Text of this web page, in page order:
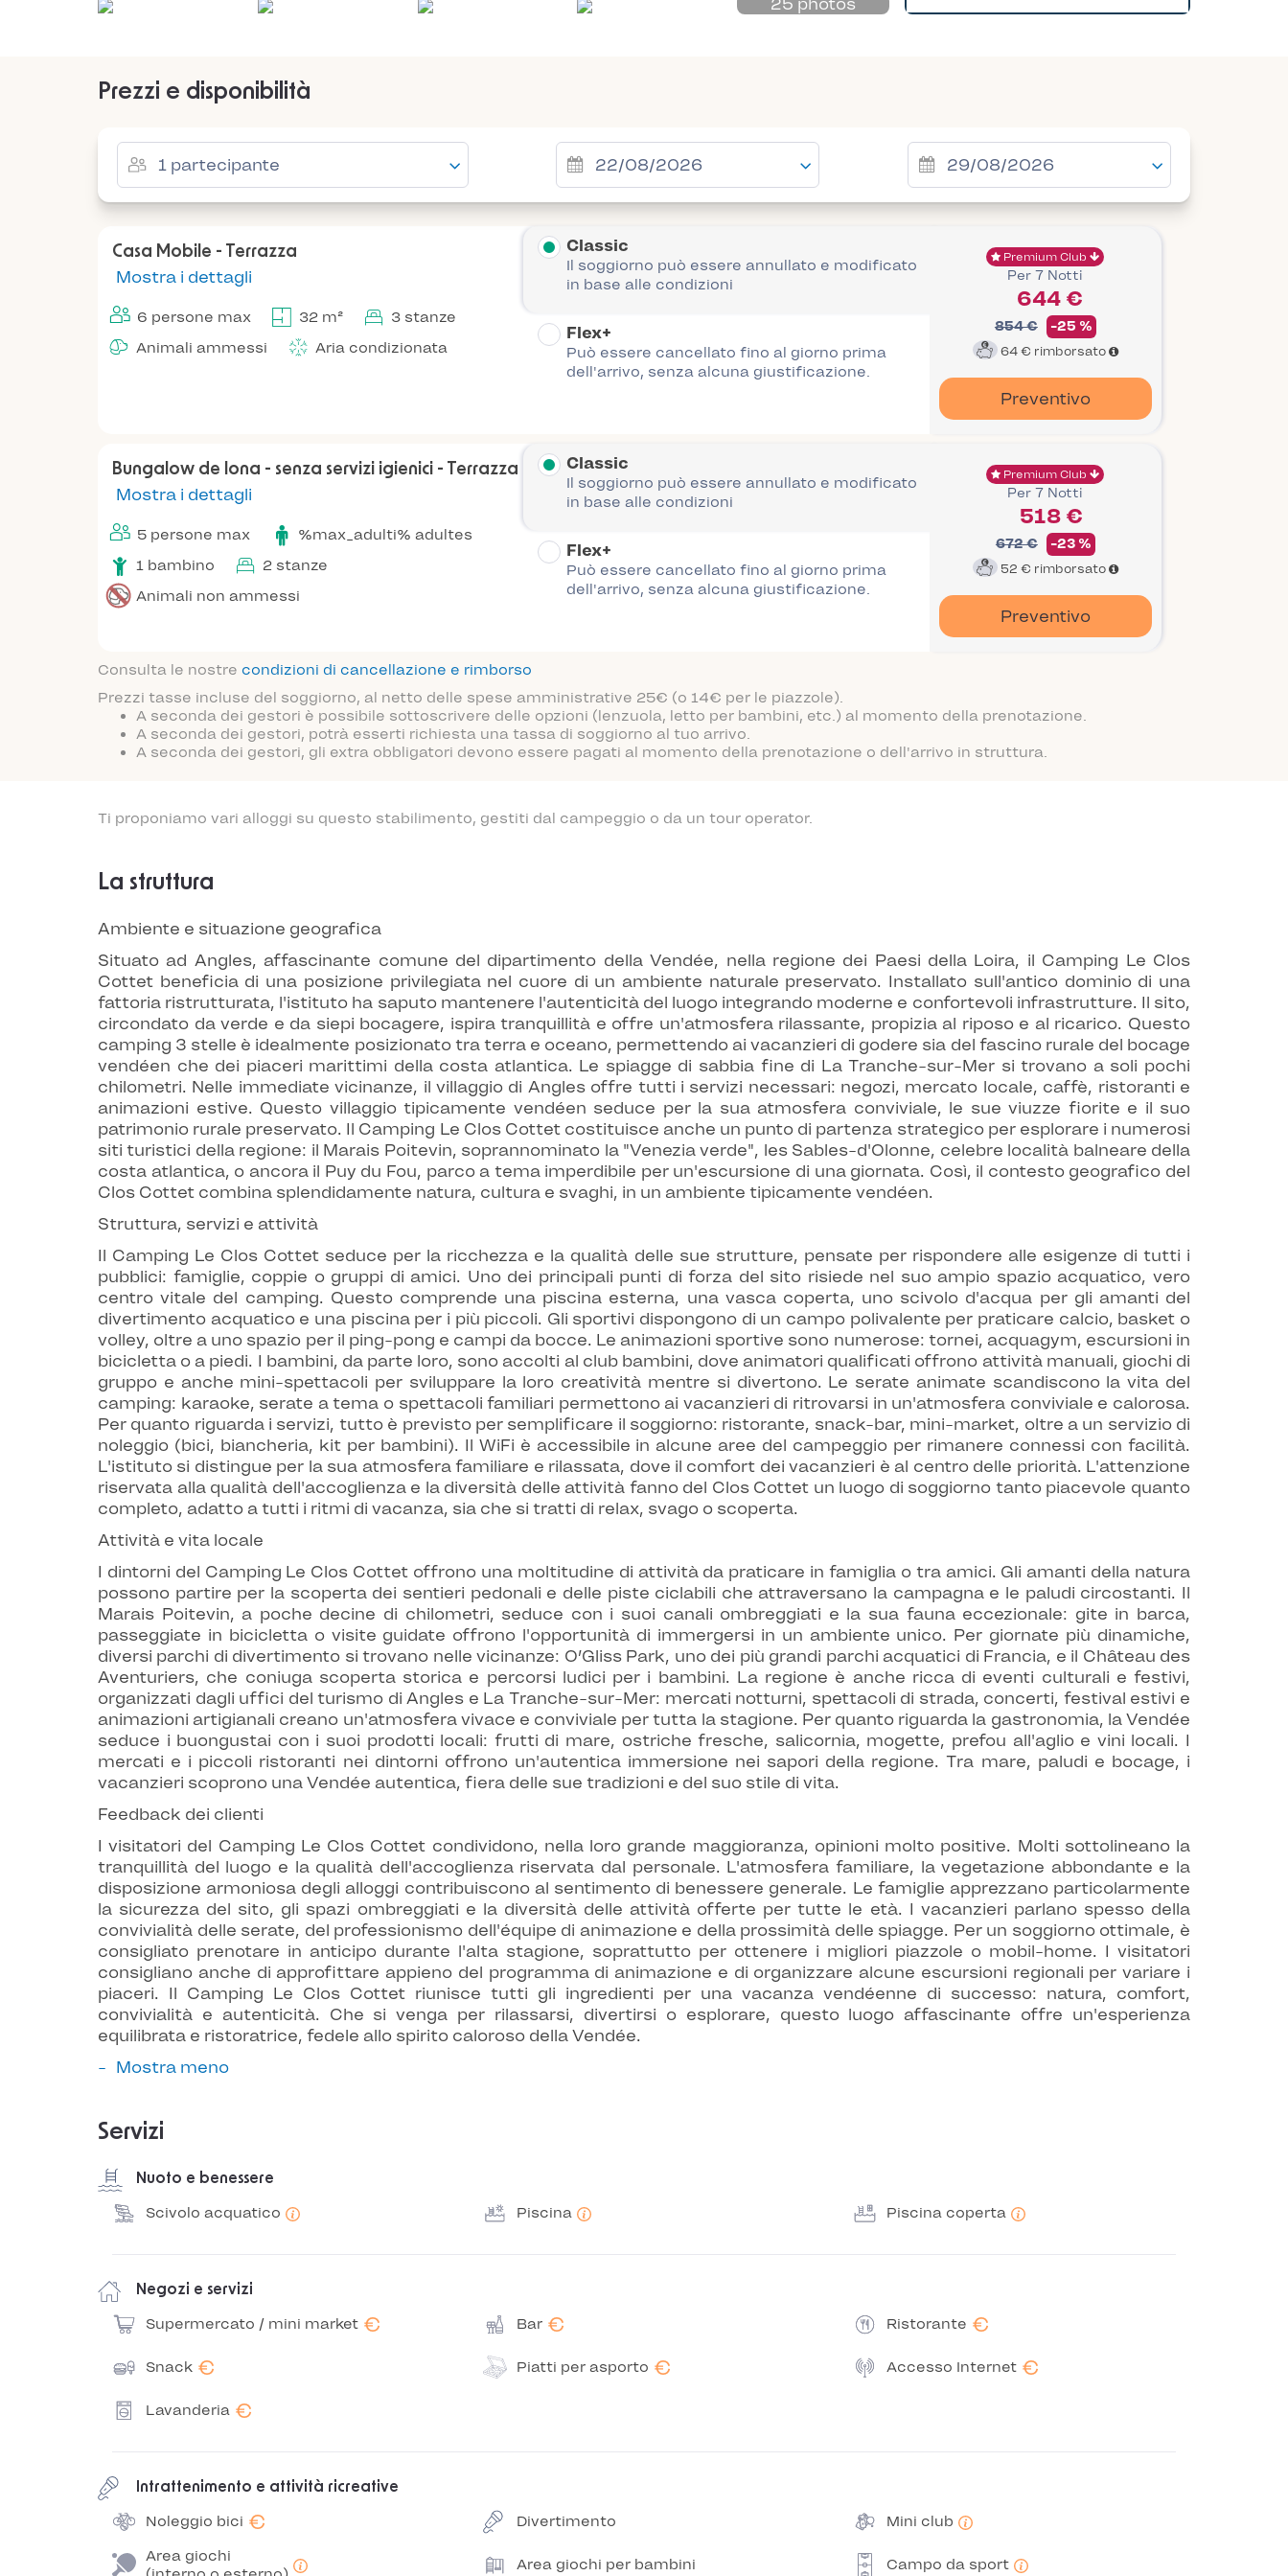
25 photos
Prezzi e disponibilità
Casa Mobile - Terrazza
Mostra i dettagli
6 persone max 32 m²
3 stanze
Animali ammessi
Aria condizionata
Classic
Il soggiorno può essere annullato e modificato
in base alle condizioni
Flex+
Può essere cancellato fino al giorno prima
dell'arrivo, senza alcuna giustificazione.
Premium Club
Per 7 Notti
644 €
854 € -25 %
64 € rimborsato
Preventivo
Bungalow de lona - senza servizi igienici - Terrazza
Mostra i dettagli
5 persone max
%max_adulti% adultes
1 bambino
2 stanze
Animali non ammessi
Classic
Il soggiorno può essere annullato e modificato
in base alle condizioni
Flex+
Può essere cancellato fino al giorno prima
dell'arrivo, senza alcuna giustificazione.
Premium Club
Per 7 Notti
518 €
672 € -23 %
52 € rimborsato
Preventivo
Consulta le nostre condizioni di cancellazione e rimborso
Prezzi tasse incluse del soggiorno, al netto delle spese amministrative 25€ (o 14€ per le piazzole).
A seconda dei gestori è possibile sottoscrivere delle opzioni (lenzuola, letto per bambini, etc.) al momento della prenotazione.
A seconda dei gestori, potrà esserti richiesta una tassa di soggiorno al tuo arrivo.
A seconda dei gestori, gli extra obbligatori devono essere pagati al momento della prenotazione o dell'arrivo in struttura.
Ti proponiamo vari alloggi su questo stabilimento, gestiti dal campeggio o da un tour operator.
La struttura
Ambiente e situazione geografica
Situato ad Angles, affascinante comune del dipartimento della Vendée, nella regione dei Paesi della Loira, il Camping Le Clos
Cottet beneficia di una posizione privilegiata nel cuore di un ambiente naturale preservato. Installato sull'antico dominio di una
fattoria ristrutturata, l'istituto ha saputo mantenere l'autenticità del luogo integrando moderne e confortevoli infrastrutture. Il sito,
circondato da verde e da siepi bocagere, ispira tranquillità e offre un'atmosfera rilassante, propizia al riposo e al ricarico. Questo
camping 3 stelle è idealmente posizionato tra terra e oceano, permettendo ai vacanzieri di godere sia del fascino rurale del bocage
vendéen che dei piaceri marittimi della costa atlantica. Le spiagge di sabbia fine di La Tranche-sur-Mer si trovano a soli pochi
chilometri. Nelle immediate vicinanze, il villaggio di Angles offre tutti i servizi necessari: negozi, mercato locale, caffè, ristoranti e
animazioni estive. Questo villaggio tipicamente vendéen seduce per la sua atmosfera conviviale, le sue viuzze fiorite e il suo
patrimonio rurale preservato. Il Camping Le Clos Cottet costituisce anche un punto di partenza strategico per esplorare i numerosi
siti turistici della regione: il Marais Poitevin, soprannominato la "Venezia verde", les Sables-d'Olonne, celebre località balneare della
costa atlantica, o ancora il Puy du Fou, parco a tema imperdibile per un'escursione di una giornata. Così, il contesto geografico del
Clos Cottet combina splendidamente natura, cultura e svaghi, in un ambiente tipicamente vendéen.
Struttura, servizi e attività
Il Camping Le Clos Cottet seduce per la ricchezza e la qualità delle sue strutture, pensate per rispondere alle esigenze di tutti i
pubblici: famiglie, coppie o gruppi di amici. Uno dei principali punti di forza del sito risiede nel suo ampio spazio acquatico, vero
centro vitale del camping. Questo comprende una piscina esterna, una vasca coperta, uno scivolo d'acqua per gli amanti del
divertimento acquatico e una piscina per i più piccoli. Gli sportivi dispongono di un campo polivalente per praticare calcio, basket o
volley, oltre a uno spazio per il ping-pong e campi da bocce. Le animazioni sportive sono numerose: tornei, acquagym, escursioni in
bicicletta o a piedi. I bambini, da parte loro, sono accolti al club bambini, dove animatori qualificati offrono attività manuali, giochi di
gruppo e anche mini-spettacoli per sviluppare la loro creatività mentre si divertono. Le serate animate scandiscono la vita del
camping: karaoke, serate a tema o spettacoli familiari permettono ai vacanzieri di ritrovarsi in un'atmosfera conviviale e calorosa.
Per quanto riguarda i servizi, tutto è previsto per semplificare il soggiorno: ristorante, snack-bar, mini-market, oltre a un servizio di
noleggio (bici, biancheria, kit per bambini). Il WiFi è accessibile in alcune aree del campeggio per rimanere connessi con facilità.
L'istituto si distingue per la sua atmosfera familiare e rilassata, dove il comfort dei vacanzieri è al centro delle priorità. L'attenzione
riservata alla qualità dell'accoglienza e la diversità delle attività fanno del Clos Cottet un luogo di soggiorno tanto piacevole quanto
completo, adatto a tutti i ritmi di vacanza, sia che si tratti di relax, svago o scoperta.
Attività e vita locale
I dintorni del Camping Le Clos Cottet offrono una moltitudine di attività da praticare in famiglia o tra amici. Gli amanti della natura
possono partire per la scoperta dei sentieri pedonali e delle piste ciclabili che attraversano la campagna e le paludi circostanti. Il
Marais Poitevin, a poche decine di chilometri, seduce con i suoi canali ombreggiati e la sua fauna eccezionale: gite in barca,
passeggiate in bicicletta o visite guidate offrono l'opportunità di immergersi in un ambiente unico. Per giornate più dinamiche,
diversi parchi di divertimento si trovano nelle vicinanze: O’Gliss Park, uno dei più grandi parchi acquatici di Francia, e il Château des
Aventuriers, che coniuga scoperta storica e percorsi ludici per i bambini. La regione è anche ricca di eventi culturali e festivi,
organizzati dagli uffici del turismo di Angles e La Tranche-sur-Mer: mercati notturni, spettacoli di strada, concerti, festival estivi e
animazioni artigianali creano un'atmosfera vivace e conviviale per tutta la stagione. Per quanto riguarda la gastronomia, la Vendée
seduce i buongustai con i suoi prodotti locali: frutti di mare, ostriche fresche, salicornia, mogette, prefou all'aglio e vini locali. I
mercati e i piccoli ristoranti nei dintorni offrono un'autentica immersione nei sapori della regione. Tra mare, paludi e bocage, i
vacanzieri scoprono una Vendée autentica, fiera delle sue tradizioni e del suo stile di vita.
Feedback dei clienti
I visitatori del Camping Le Clos Cottet condividono, nella loro grande maggioranza, opinioni molto positive. Molti sottolineano la
tranquillità del luogo e la qualità dell'accoglienza riservata dal personale. L'atmosfera familiare, la vegetazione abbondante e la
disposizione armoniosa degli alloggi contribuiscono al sentimento di benessere generale. Le famiglie apprezzano particolarmente
la sicurezza del sito, gli spazi ombreggiati e la diversità delle attività offerte per tutte le età. I vacanzieri parlano spesso della
convivialità delle serate, del professionismo dell'équipe di animazione e della prossimità delle spiagge. Per un soggiorno ottimale, è
consigliato prenotare in anticipo durante l'alta stagione, soprattutto per ottenere i migliori piazzole o mobil-home. I visitatori
consigliano anche di approfittare appieno del programma di animazione e di organizzare alcune escursioni regionali per variare i
piaceri. Il Camping Le Clos Cottet riunisce tutti gli ingredienti per una vacanza vendéenne di successo: natura, comfort,
convivialità e autenticità. Che si venga per rilassarsi, divertirsi o esplorare, questo luogo affascinante offre un'esperienza
equilibrata e ristoratrice, fedele allo spirito caloroso della Vendée.
Mostra meno
Servizi
Nuoto e benessere
Scivolo acquatico Piscina Piscina coperta
Negozi e servizi
Supermercato / mini market € Bar € Ristorante €
Snack € Piatti per asporto € Accesso Internet €
Lavanderia €
Intrattenimento e attività ricreative
Noleggio bici € Divertimento
Mini club
Area giochi
Area giochi per bambini Campo da sport